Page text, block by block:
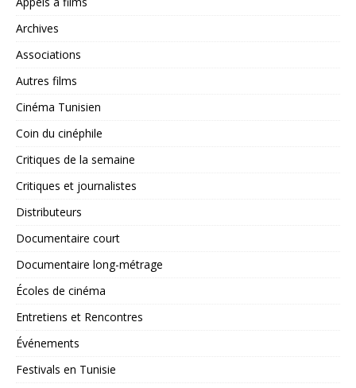
Archives
Associations
Autres films
Cinéma Tunisien
Coin du cinéphile
Critiques de la semaine
Critiques et journalistes
Distributeurs
Documentaire court
Documentaire long-métrage
Écoles de cinéma
Entretiens et Rencontres
Événements
Festivals en Tunisie